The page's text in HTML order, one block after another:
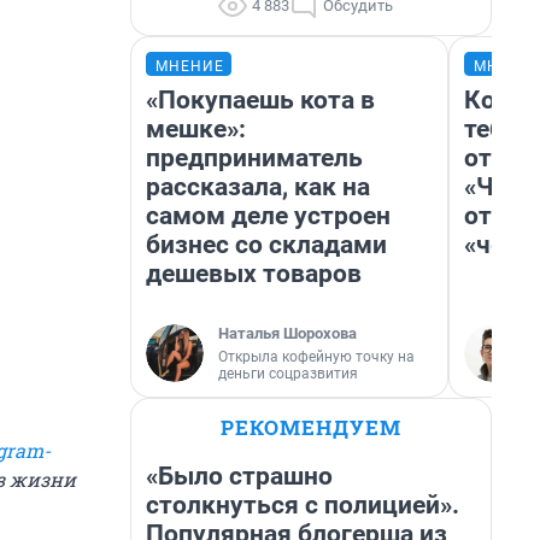
жизни
4 883 Обсудить
МНЕНИЕ
«Покупаешь кота в
мешке»:
предприниматель
рассказала, как на
самом деле устроен
бизнес со складами
дешевых товаров
Наталья Шорохова
Открыла кофейную точку на
деньги соцразвития
тебя
РЕКОМЕНДУЕМ
«Было страшно
столкнуться с полицией».
Популярная блогерша из